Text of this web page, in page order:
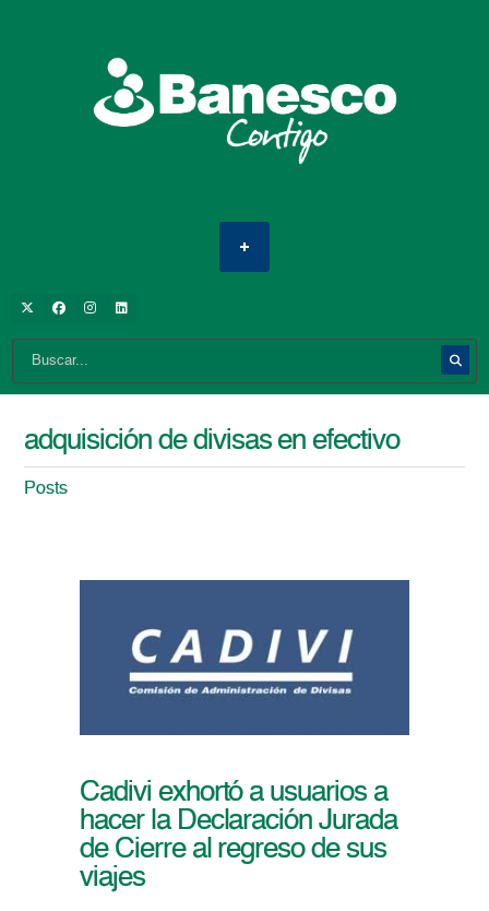
adquisición de divisas en efectivo
Posts
Cadivi exhortó a usuarios a
hacer la Declaración Jurada
de Cierre al regreso de sus
viajes